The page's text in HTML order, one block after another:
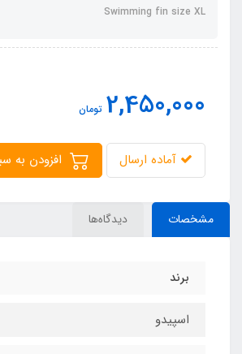
Swimming fin size XL
2,450,000 تومان
آماده ارسال
مشخصات دیدگاه‌ها
برند
اسپیدو